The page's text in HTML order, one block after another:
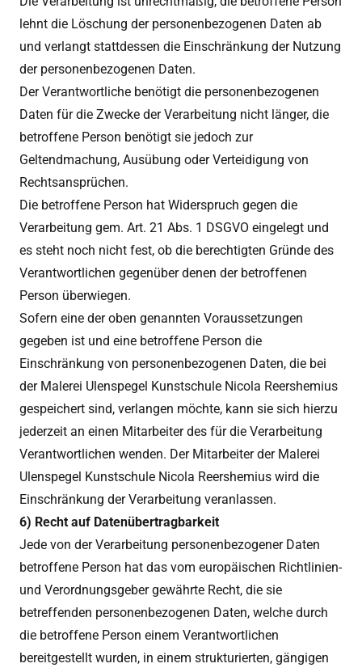
lehnt die Löschung der personenbezogenen Daten ab
und verlangt stattdessen die Einschränkung der Nutzung
der personenbezogenen Daten.
Der Verantwortliche benötigt die personenbezogenen
Daten für die Zwecke der Verarbeitung nicht länger, die
betroffene Person benötigt sie jedoch zur
Geltendmachung, Ausübung oder Verteidigung von
Rechtsansprüchen.
Die betroffene Person hat Widerspruch gegen die
Verarbeitung gem. Art. 21 Abs. 1 DSGVO eingelegt und
es steht noch nicht fest, ob die berechtigten Gründe des
Verantwortlichen gegenüber denen der betroffenen
Person überwiegen.
Sofern eine der oben genannten Voraussetzungen
gegeben ist und eine betroffene Person die
Einschränkung von personenbezogenen Daten, die bei
der Malerei Ulenspegel Kunstschule Nicola Reershemius
gespeichert sind, verlangen möchte, kann sie sich hierzu
jederzeit an einen Mitarbeiter des für die Verarbeitung
Verantwortlichen wenden. Der Mitarbeiter der Malerei
Ulenspegel Kunstschule Nicola Reershemius wird die
Einschränkung der Verarbeitung veranlassen.
6) Recht auf Datenübertragbarkeit
Jede von der Verarbeitung personenbezogener Daten
betroffene Person hat das vom europäischen Richtlinien-
und Verordnungsgeber gewährte Recht, die sie
betreffenden personenbezogenen Daten, welche durch
die betroffene Person einem Verantwortlichen
bereitgestellt wurden, in einem strukturierten, gängigen